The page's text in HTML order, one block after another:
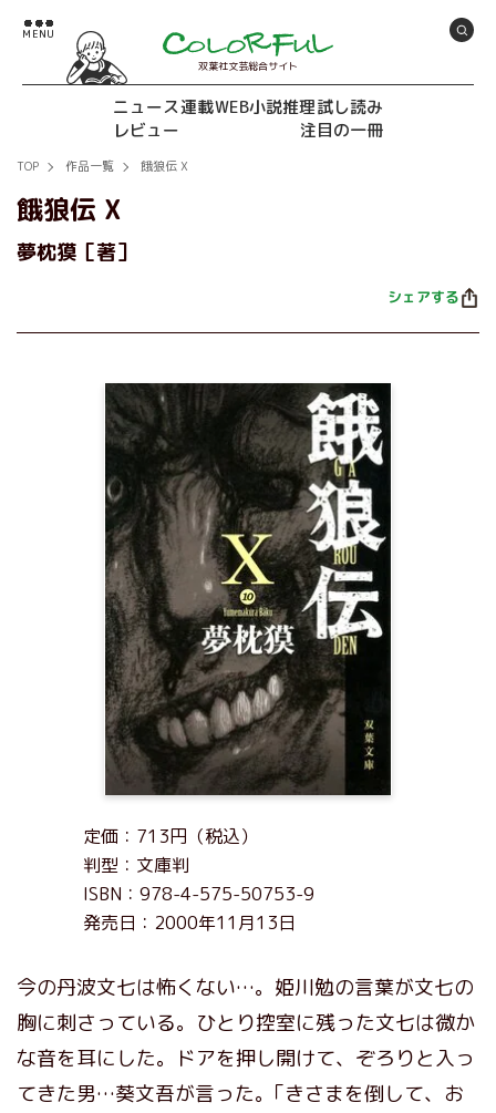
双葉社文芸総合サイト
ニュース連載WEB小説推理試し読み
レビュー
注目の一冊
TOP 作品一覧 餓狼伝 X
餓狼伝 X
夢枕獏［著］
シェアする
定価：713円（税込）
判型：文庫判
ISBN：978-4-575-50753-9
発売日：2000年11月13日
今の丹波文七は怖くない…。姫川勉の言葉が文七の
胸に刺さっている。ひとり控室に残った文七は微か
な音を耳にした。ドアを押し開けて、ぞろりと入っ
てきた男…葵文吾が言った｡「きさまを倒して、お